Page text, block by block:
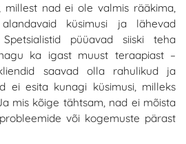
millest nad ei ole valmis rääkima,
küsimusi ja lähevad
Spetsialistid püüavad siiski teha
ka igast muust teraapiast –
saavad olla rahulikud ja
ei esita kunagi küsimusi, milleks
mis kõige tähtsam, nad ei mõista
või kogemuste pärast